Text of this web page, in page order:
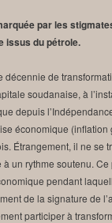
par les
issus du pétrole.
de
soudanaise, à
depuis
économique
Étrangement, il ne se
un rythme soutenu.
pendant
de la signature de
participer à